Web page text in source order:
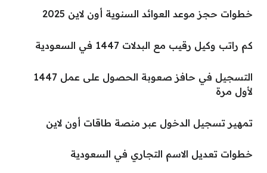
خطوات حجز موعد العوائد السنوية أون لاين 2025
كم راتب وكيل رقيب مع البدلات 1447 في السعودية
التسجيل في حافز صعوبة الحصول على عمل 1447
لأول مرة
تمهير تسجيل الدخول عبر منصة طاقات أون لاين
خطوات تعديل الاسم التجاري في السعودية